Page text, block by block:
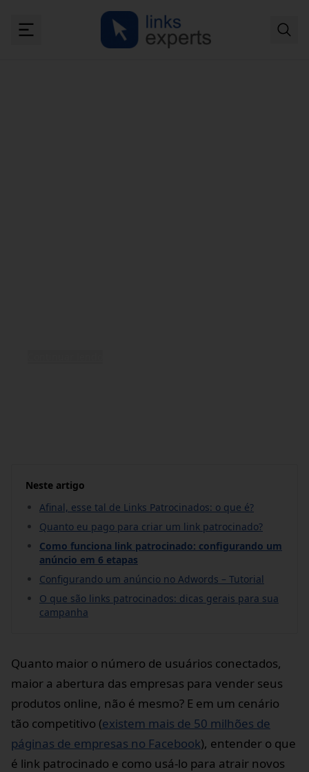
Neste artigo
Afinal, esse tal de Links Patrocinados: o que é?
Quanto eu pago para criar um link patrocinado?
Como funciona link patrocinado: configurando um
anúncio em 6 etapas
Configurando um anúncio no Adwords – Tutorial
O que são links patrocinados: dicas gerais para sua
campanha
Quanto maior o número de usuários conectados,
maior a abertura das empresas para vender seus
produtos online, não é mesmo? E em um cenário
tão competitivo (existem mais de 50 milhões de
páginas de empresas no Facebook), entender o que
é link patrocinado e como usá-lo para atrair novos